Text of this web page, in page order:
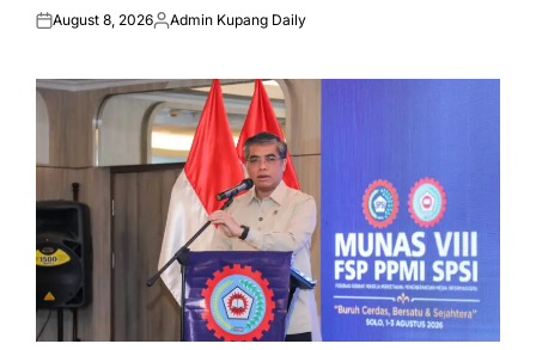
Posted
August 8, 2026Posted
Admin Kupang Daily